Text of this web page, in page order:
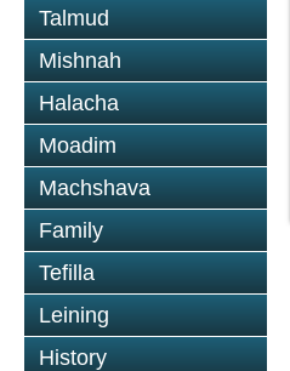
Talmud
Mishnah
Halacha
Moadim
Machshava
Family
Tefilla
Leining
History